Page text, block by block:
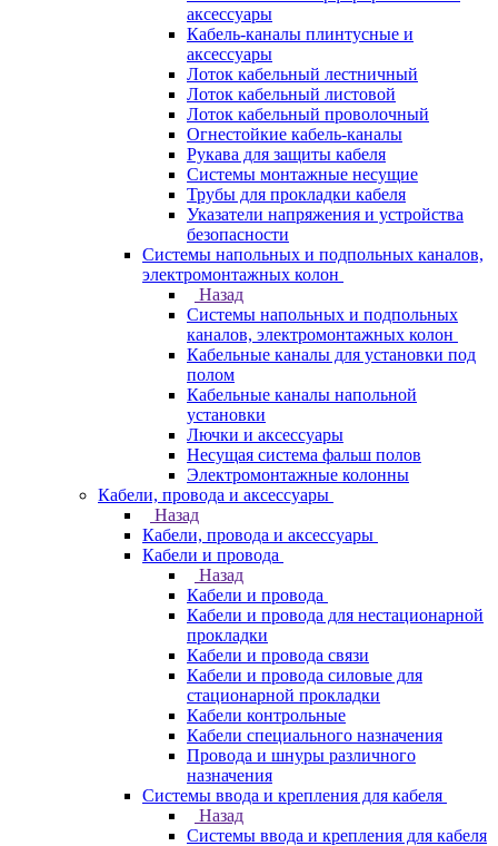
аксессуары
Кабель-каналы плинтусные и
аксессуары
Лоток кабельный лестничный
Лоток кабельный листовой
Лоток кабельный проволочный
Огнестойкие кабель-каналы
Рукава для защиты кабеля
Системы монтажные несущие
Трубы для прокладки кабеля
Указатели напряжения и устройства
безопасности
Системы напольных и подпольных каналов,
электромонтажных колон
Назад
Системы напольных и подпольных
каналов, электромонтажных колон
Кабельные каналы для установки под
полом
Кабельные каналы напольной
установки
Лючки и аксессуары
Несущая система фальш полов
Электромонтажные колонны
Кабели, провода и аксессуары
Назад
Кабели, провода и аксессуары
Кабели и провода
Назад
Кабели и провода
Кабели и провода для нестационарной
прокладки
Кабели и провода связи
Кабели и провода силовые для
стационарной прокладки
Кабели контрольные
Кабели специального назначения
Провода и шнуры различного
назначения
Системы ввода и крепления для кабеля
Назад
Системы ввода и крепления для кабеля